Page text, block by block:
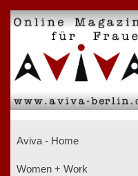
Aviva - Home
Women + Work